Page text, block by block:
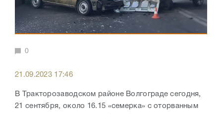
0
21.09.2023 17:46
В Тракторозаводском районе Волгограде сегодня,
21 сентября, около 16.15 «семерка» с оторванным